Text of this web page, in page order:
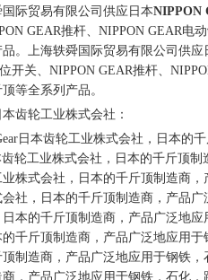
际贸易有限公司供应日本NIPPON
GEAR推杆、NIPPON GEAR电
。 上海轶舜国际贸易有限公司供应
开关、NIPPON GEAR推杆、
等全系列产品。
齿轮工业株式会社：
日本齿轮工业株式会社，日本的
齿轮工业株式会社，日本的千斤顶
株式会社，日本的千斤顶制造商
社，日本的千斤顶制造商，产品广
本的千斤顶制造商，产品广泛地应
千斤顶制造商，产品广泛地应用于
制造商，产品广泛地应用于钢铁，
，产品广泛地应用于钢铁，石化，